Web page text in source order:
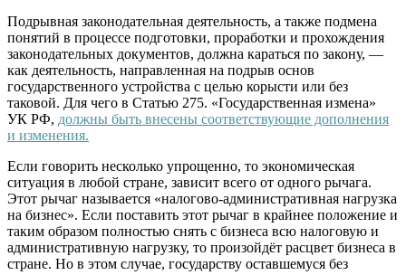
Подрывная законодательная деятельность, а также подмена
понятий в процессе подготовки, проработки и прохождения
законодательных документов, должна караться по закону, —
как деятельность, направленная на подрыв основ
государственного устройства с целью корысти или без
таковой. Для чего в Статью 275. «Государственная измена»
УК РФ, должны быть внесены соответствующие дополнения
и изменения.
Если говорить несколько упрощенно, то экономическая
ситуация в любой стране, зависит всего от одного рычага.
Этот рычаг называется «налогово-административная нагрузка
на бизнес». Если поставить этот рычаг в крайнее положение и
таким образом полностью снять с бизнеса всю налоговую и
административную нагрузку, то произойдёт расцвет бизнеса в
стране. Но в этом случае, государству оставшемуся без